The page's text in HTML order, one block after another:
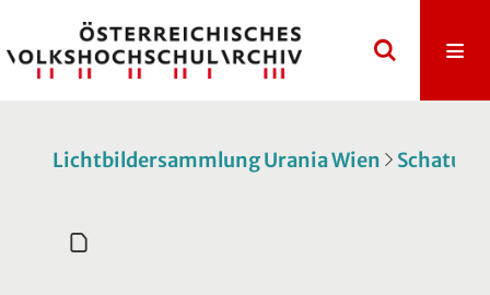
Lichtbildersammlung Urania Wien